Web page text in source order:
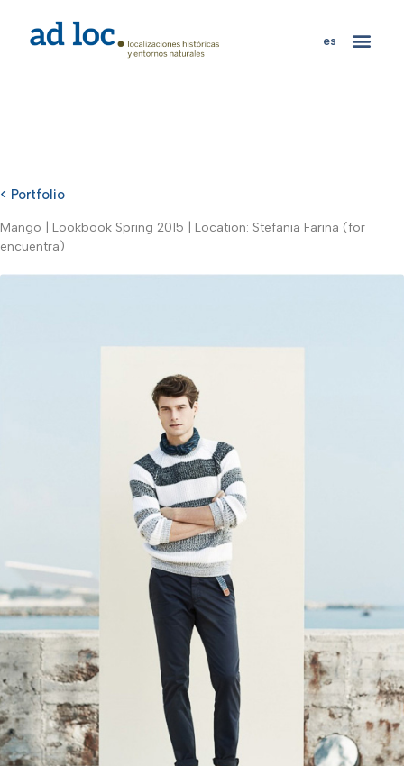
es
< Portfolio
Mango | Lookbook Spring 2015 | Location: Stefania Farina (for
encuentra)